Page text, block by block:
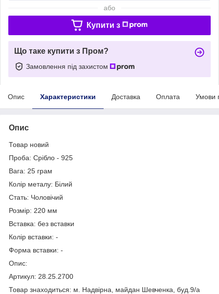
або
Купити з
Що таке купити з Пром?
Замовлення під захистом
Опис Характеристики Доставка Оплата Умови
Опис
Товар новий
Проба: Срібло - 925
Вага: 25 грам
Колір металу: Білий
Стать: Чоловічий
Розмір: 220 мм
Вставка: без вставки
Колір вставки: -
Форма вставки: -
Опис:
Артикул: 28.25.2700
Товар знаходиться: м. Надвірна, майдан Шевченка, буд.9/а